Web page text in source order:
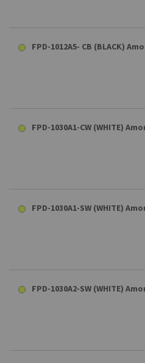
FPD-1012A5- CB (BLACK)
FPD-1030A1-CW (WHITE)
FPD-1030A1-SW (WHITE)
FPD-1030A2-SW (WHITE)